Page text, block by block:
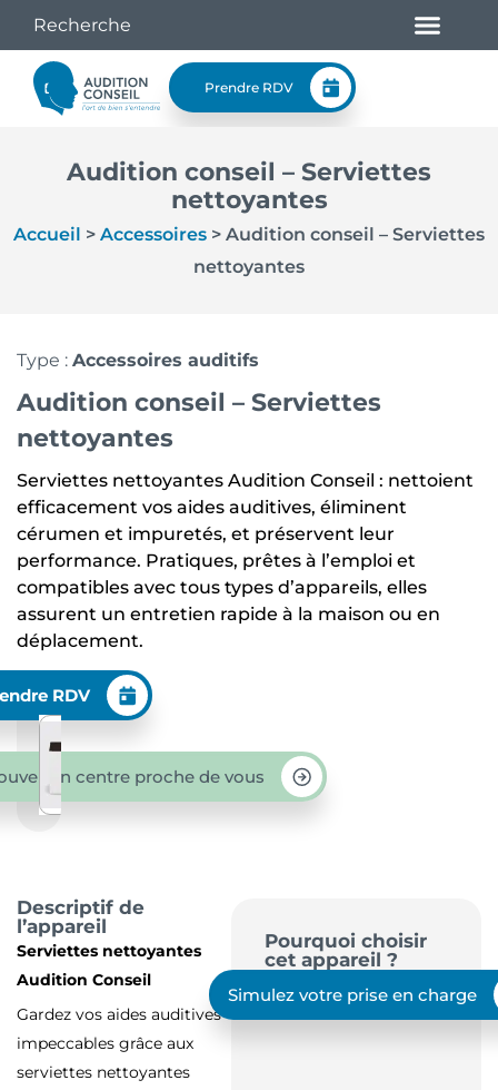
Prendre RDV
Audition conseil – Serviettes
nettoyantes
Accueil > Accessoires > Audition conseil – Serviettes
nettoyantes
Type : Accessoires auditifs
Audition conseil – Serviettes
nettoyantes
Serviettes nettoyantes Audition Conseil : nettoient
efficacement vos aides auditives, éliminent
cérumen et impuretés, et préservent leur
performance. Pratiques, prêtes à l’emploi et
compatibles avec tous types d’appareils, elles
assurent un entretien rapide à la maison ou en
déplacement.
RDV
un centre proche de vous
Descriptif de
l’appareil
Serviettes nettoyantes
Audition Conseil
Gardez vos aides auditives
impeccables grâce aux
serviettes nettoyantes
Pourquoi choisir
cet appareil ?
Simulez votre prise en charge